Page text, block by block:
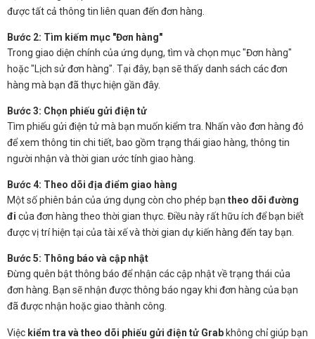
được tất cả thông tin liên quan đến đơn hàng.
Bước 2: Tìm kiếm mục "Đơn hàng"
Trong giao diện chính của ứng dụng, tìm và chọn mục "Đơn hàng"
hoặc "Lịch sử đơn hàng". Tại đây, bạn sẽ thấy danh sách các đơn
hàng mà bạn đã thực hiện gần đây.
Bước 3: Chọn phiếu gửi điện tử
Tìm phiếu gửi điện tử mà bạn muốn kiểm tra. Nhấn vào đơn hàng đó
để xem thông tin chi tiết, bao gồm trạng thái giao hàng, thông tin
người nhận và thời gian ước tính giao hàng.
Bước 4: Theo dõi địa điểm giao hàng
Một số phiên bản của ứng dụng còn cho phép bạn theo dõi đường
đi của đơn hàng theo thời gian thực. Điều này rất hữu ích để bạn biết
được vị trí hiện tại của tài xế và thời gian dự kiến hàng đến tay bạn.
Bước 5: Thông báo và cập nhật
Đừng quên bật thông báo để nhận các cập nhật về trạng thái của
đơn hàng. Bạn sẽ nhận được thông báo ngay khi đơn hàng của bạn
đã được nhận hoặc giao thành công.
Việc kiểm tra và theo dõi phiếu gửi điện tử Grab không chỉ giúp bạn